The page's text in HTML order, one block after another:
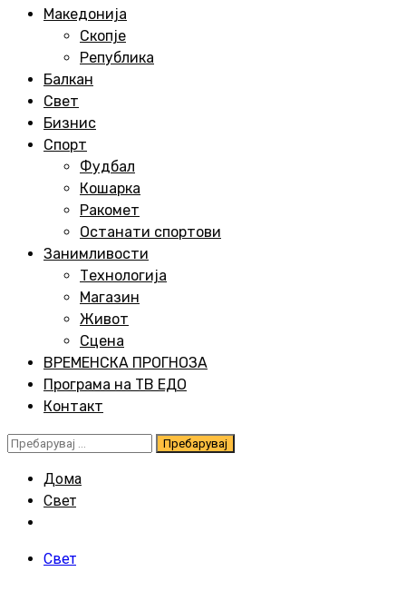
Македонија
Скопје
Република
Балкан
Свет
Бизнис
Спорт
Фудбал
Кошарка
Ракомет
Останати спортови
Занимливости
Технологија
Магазин
Живот
Сцена
ВРЕМЕНСКА ПРОГНОЗА
Програма на ТВ ЕДО
Контакт
Пребарувај
Дома
Свет
Свет